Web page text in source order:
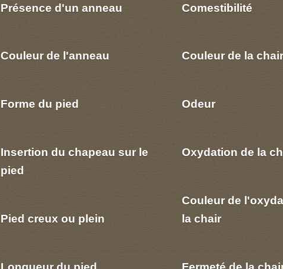
Présence d'un anneau
Couleur de l'anneau
Forme du pied
Insertion du chapeau sur le
pied
Pied creux ou plein
Comestibilité
Couleur de la chair
Odeur
Oxydation de la
Couleur de
la chair